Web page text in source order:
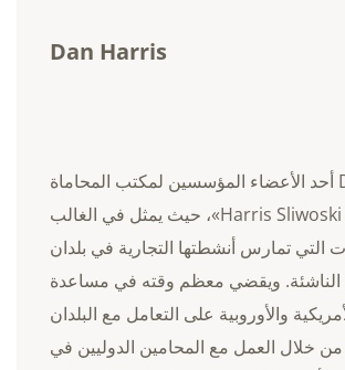
Dan Harris
Dan Harris أحد الأعضاء المؤسسين لمكتب المحاماة
الدولي Harris Sliwoski»، حيث يمثل في الغالب
التي تمارس أنشطتها التجارية في بلدان
الناشئة. ويقضي معظم وقته في مساعدة
والأوروبية على التعامل مع البلدان
من خلال العمل مع المحامين الدوليين في